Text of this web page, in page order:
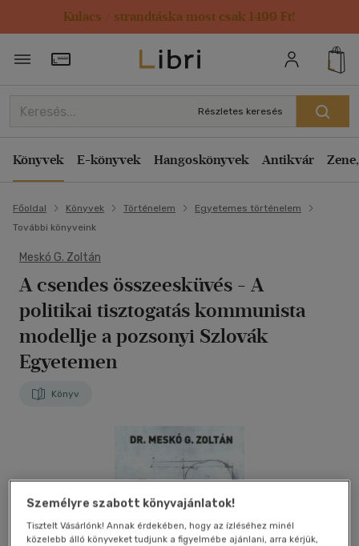
Kulacs / strandtáska most csak 1499 Ft!
Törzsvásárlói Kártya adatai
Részletes keresés
Könyvek E-könyvek Hangoskönyvek Antikvár
Főoldal Könyvek Történelem
Egyetemes történelem
További könyveink
Meskó G. Zoltán
A csendes összeesküvés - A
politikai tisztogatás kommunista
modellje a pozsonyi Szlovák
Egyetemen
Könyv
Személyre szabott könyvajánlatok!
Tisztelt Vásárlónk! Annak érdekében, hogy az ízléséhez minél
közelebb álló könyveket tudjunk a figyelmébe ajánlani, arra kérjük,